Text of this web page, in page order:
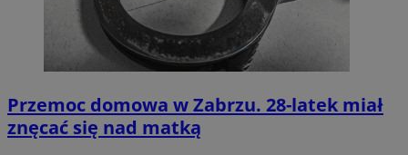
Przemoc domowa w Zabrzu. 28-latek miał
znęcać się nad matką